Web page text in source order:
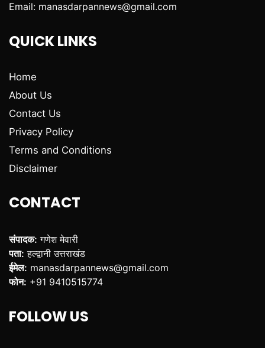
Email: manasdarpannews@gmail.com
QUICK LINKS
Home
About Us
Contact Us
Privacy Policy
Terms and Conditions
Disclaimer
CONTACT
संपादक: गणेश मेवारी
पता: हल्द्वानी उत्तराखंड
ईमेल: manasdarpannews@gmail.com
फोन: +91 9410515774
FOLLOW US